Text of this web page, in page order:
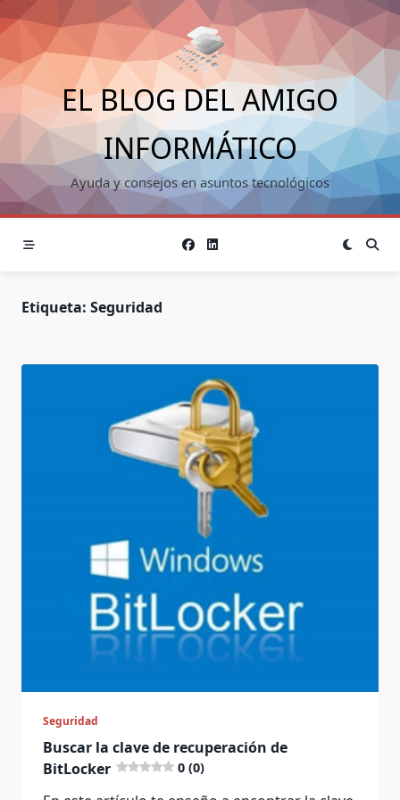
Saltar
al
contenido
EL BLOG DEL AMIGO
INFORMÁTICO
Ayuda y consejos en asuntos tecnológicos
Etiqueta: Seguridad
Seguridad
Buscar la clave de recuperación de
BitLocker
0 (0)